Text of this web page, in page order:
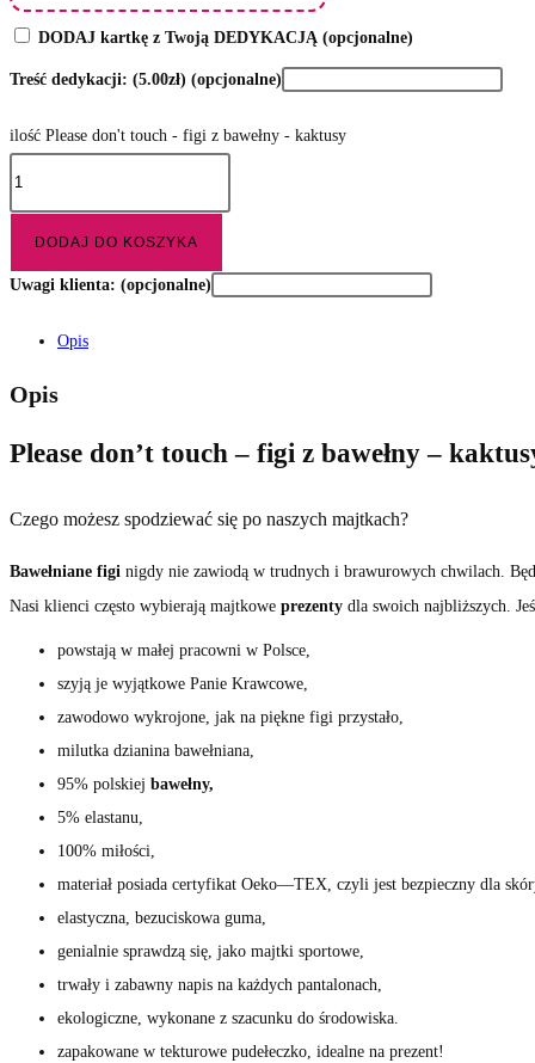
DODAJ kartkę z Twoją DEDYKACJĄ (opcjonalne)
Treść dedykacji: (5.00zł) (opcjonalne)
ilość Please don't touch - figi z bawełny - kaktusy
DODAJ DO KOSZYKA
Uwagi klienta: (opcjonalne)
Opis
Opis
Please don’t touch – figi z bawełny –
Czego możesz spodziewać się po naszych majtkach?
Bawełniane figi nigdy nie zawiodą w trudnych i brawurowych chwilach.
Nasi klienci często wybierają majtkowe prezenty dla swoich najbliższych.
powstają w małej pracowni w Polsce,
szyją je wyjątkowe Panie Krawcowe,
zawodowo wykrojone, jak na piękne figi przystało,
milutka dzianina bawełniana,
95% polskiej bawełny,
5% elastanu,
100% miłości,
materiał posiada certyfikat Oeko—TEX, czyli jest bezpieczny dla
elastyczna, bezuciskowa guma,
genialnie sprawdzą się, jako majtki sportowe,
trwały i zabawny napis na każdych pantalonach,
ekologiczne, wykonane z szacunku do środowiska.
zapakowane w tekturowe pudełeczko, idealne na prezent!